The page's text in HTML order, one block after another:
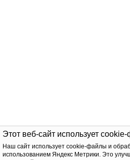
Этот веб-сайт использует
Наш сайт использует cookie-файлы и
использованием Яндекс Метрики. Это